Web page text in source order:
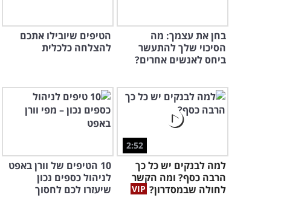
בחן את עצמך: מה
הסיכוי שלך להתעשר
ביחס לאנשים אחרים?
הטיפים שיובילו אתכם
להצלחה כלכלית
2:52
למה לבנקים יש כל כך
הרבה כסף? ומה הקשר
לחולה שבמסדרון?
10 הטיפים של וורן באפט
לניהול כספים נכון
שיעזרו לכם לחסוך